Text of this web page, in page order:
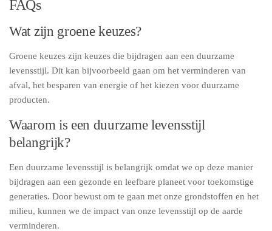
FAQs
Wat zijn groene keuzes?
Groene keuzes zijn keuzes die bijdragen aan een duurzame
levensstijl. Dit kan bijvoorbeeld gaan om het verminderen van
afval, het besparen van energie of het kiezen voor duurzame
producten.
Waarom is een duurzame levensstijl
belangrijk?
Een duurzame levensstijl is belangrijk omdat we op deze manier
bijdragen aan een gezonde en leefbare planeet voor toekomstige
generaties. Door bewust om te gaan met onze grondstoffen en het
milieu, kunnen we de impact van onze levensstijl op de aarde
verminderen.